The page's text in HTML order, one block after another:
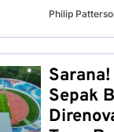
Philip
Sepak